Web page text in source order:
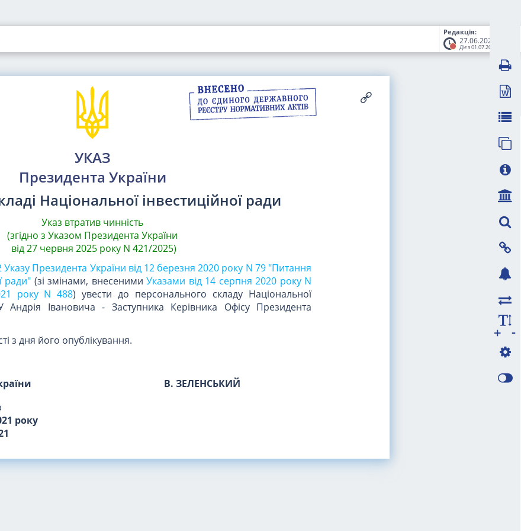
Редакція:
27.06.2025
Діє з 01.07.2025
УКАЗ
Президента України
Національної інвестиційної ради
Указ втратив чинність
(згідно з Указом Президента України
від 27 червня 2025 року N 421/2025)
2 Указу Президента України від 12 березня 2020 року N 79 "Питання
ради" (зі змінами, внесеними Указами від 14 серпня 2020 року N
року N 488) увести до персонального складу Національної
Андрія Івановича - Заступника Керівника Офісу Президента
з дня його опублікування.
В. ЗЕЛЕНСЬКИЙ
року
-
+